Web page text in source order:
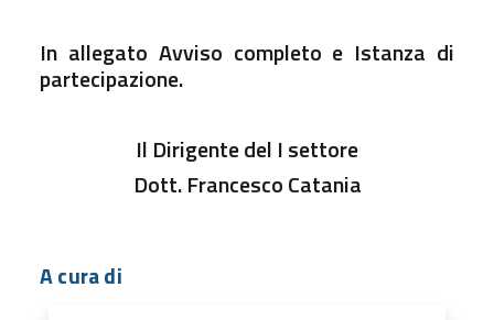
In allegato Avviso completo e Istanza di
partecipazione.
Il Dirigente del I settore
Dott. Francesco Catania
A cura di